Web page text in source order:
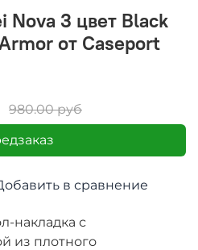
Nova 3 цвет Black
от Caseport
в сравнение
980.00 руб
накладка с
из плотного